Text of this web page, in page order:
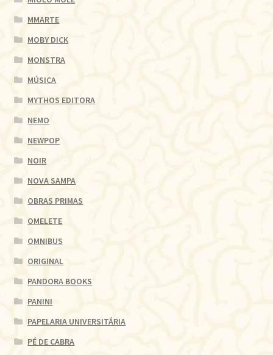
MMARTE
MOBY DICK
MONSTRA
MÚSICA
MYTHOS EDITORA
NEMO
NEWPOP
NOIR
NOVA SAMPA
OBRAS PRIMAS
OMELETE
OMNIBUS
ORIGINAL
PANDORA BOOKS
PANINI
PAPELARIA UNIVERSITÁRIA
PÉ DE CABRA